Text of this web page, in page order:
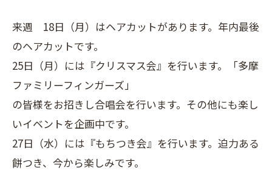
来週 18日（月）はヘアカットがあります。年内最後
のヘアカットです。
25日（月）には『クリスマス会』を行います。「多摩
ファミリーフィンガーズ」
の皆様をお招きし合唱会を行います。その他にも楽し
いイベントを企画中です。
27日（水）には『もちつき会』を行います。迫力ある
餅つき、今から楽しみです。